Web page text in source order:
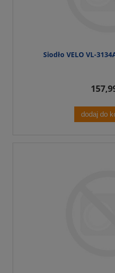
Siodło VELO VL-
dodaj do